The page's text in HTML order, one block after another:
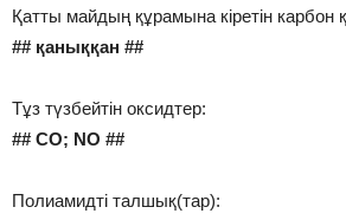
Қатты майдың құрамына кіретін
## қаныққан ##
Тұз түзбейтін оксидтер:
## CO; NO ##
Полиамидті талшық(тар):